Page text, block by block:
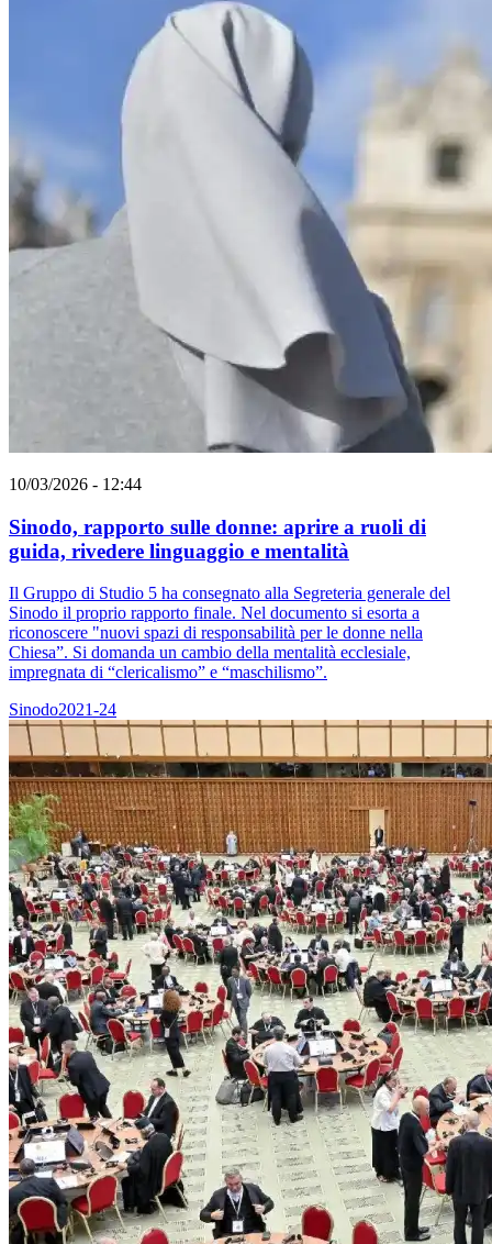
10/03/2026 - 12:44
Sinodo, rapporto sulle donne: aprire a ruoli di
guida, rivedere linguaggio e mentalità
Il Gruppo di Studio 5 ha consegnato alla Segreteria generale del
Sinodo il proprio rapporto finale. Nel documento si esorta a
riconoscere "nuovi spazi di responsabilità per le donne nella
Chiesa”. Si domanda un cambio della mentalità ecclesiale,
impregnata di “clericalismo” e “maschilismo”.
Sinodo2021-24